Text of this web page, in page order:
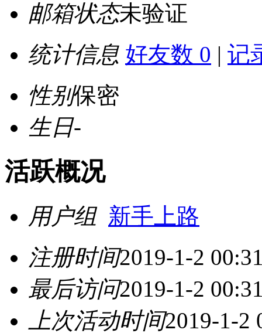
邮箱状态未验证
统计信息 好友数 0 | 记
性别保密
生日-
活跃概况
用户组 新手上路
注册时间2019-1-2
最后访问2019-1-2
上次活动时间2019-1-2